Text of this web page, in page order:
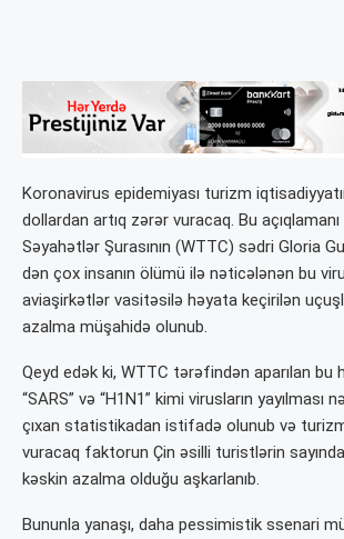
Koronavirus epidemiyası turizm
dollardan artıq zərər vuracaq. Bu
Səyahətlər Şurasının (WTTC) sədri Gloria
dən çox insanın ölümü ilə nəticələnən bu
aviaşirkətlər vasitəsilə həyata keçirilən
azalma müşahidə olunub.
Qeyd edək ki, WTTC tərəfindən aparılan bu
“SARS” və “H1N1” kimi virusların yayılması
çıxan statistikadan istifadə olunub və
vuracaq faktorun Çin əsilli turistlərin
kəskin azalma olduğu aşkarlanıb.
Bununla yanaşı, daha pessimistik ssenari